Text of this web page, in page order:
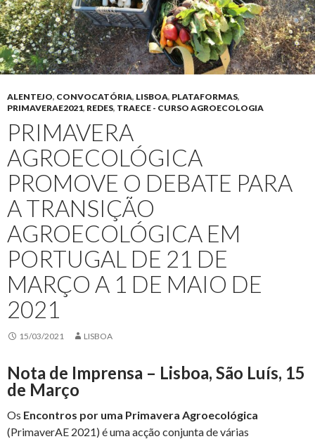
ALENTEJO, CONVOCATÓRIA, LISBOA, PLATAFORMAS,
PRIMAVERAE2021, REDES, TRAECE - CURSO AGROECOLOGIA
PRIMAVERA
AGROECOLÓGICA
PROMOVE O DEBATE PARA
A TRANSIÇÃO
AGROECOLÓGICA EM
PORTUGAL DE 21 DE
MARÇO A 1 DE MAIO DE
2021
15/03/2021 LISBOA
Nota de Imprensa – Lisboa, São Luís, 15
de Março
Os Encontros por uma Primavera Agroecológica
(PrimaverAE 2021) é uma acção conjunta de várias